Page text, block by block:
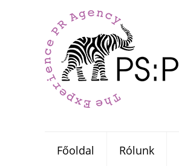
Főoldal Rólunk